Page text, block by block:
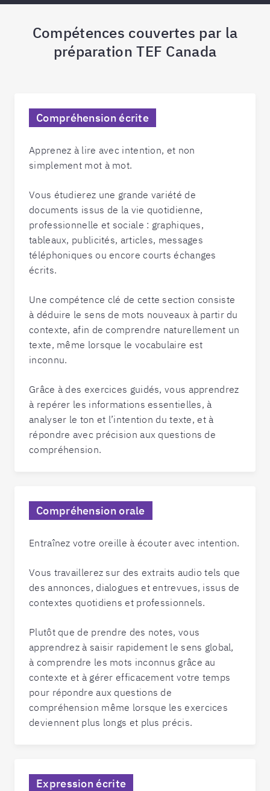
Compétences couvertes par la
préparation TEF Canada
Compréhension écrite
Apprenez à lire avec intention, et non
simplement mot à mot.
Vous étudierez une grande variété de
documents issus de la vie quotidienne,
professionnelle et sociale : graphiques,
tableaux, publicités, articles, messages
téléphoniques ou encore courts échanges
écrits.
Une compétence clé de cette section consiste
à déduire le sens de mots nouveaux à partir du
contexte, afin de comprendre naturellement un
texte, même lorsque le vocabulaire est
inconnu.
Grâce à des exercices guidés, vous apprendrez
à repérer les informations essentielles, à
analyser le ton et l’intention du texte, et à
répondre avec précision aux questions de
compréhension.
Compréhension orale
Entraînez votre oreille à écouter avec intention.
Vous travaillerez sur des extraits audio tels que
des annonces, dialogues et entrevues, issus de
contextes quotidiens et professionnels.
Plutôt que de prendre des notes, vous
apprendrez à saisir rapidement le sens global,
à comprendre les mots inconnus grâce au
contexte et à gérer efficacement votre temps
pour répondre aux questions de
compréhension même lorsque les exercices
deviennent plus longs et plus précis.
Expression écrite